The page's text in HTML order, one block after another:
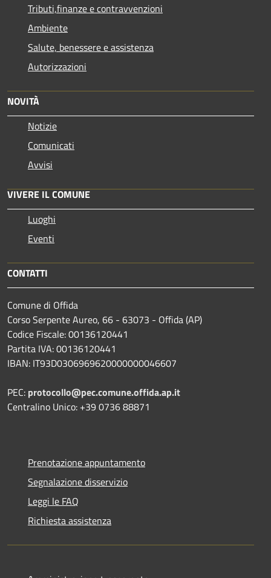
Tributi,finanze e contravvenzioni
Ambiente
Salute, benessere e assistenza
Autorizzazioni
NOVITÀ
Notizie
Comunicati
Avvisi
VIVERE IL COMUNE
Luoghi
Eventi
CONTATTI
Comune di Offida
Corso Serpente Aureo, 66 - 63073 - Offida (AP)
Codice Fiscale: 00136120441
Partita IVA: 00136120441
IBAN: IT93D0306969620000000046607
PEC: protocollo@pec.comune.offida.ap.it
Centralino Unico: +39 0736 88871
Prenotazione appuntamento
Segnalazione disservizio
Leggi le FAQ
Richiesta assistenza